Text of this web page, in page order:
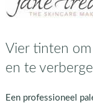
Vier tinten
en te
Een professioneel